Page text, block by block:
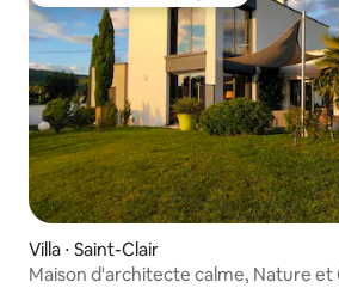
Villa ⋅ Saint-Clair
Maison d'architecte calme, Nature et